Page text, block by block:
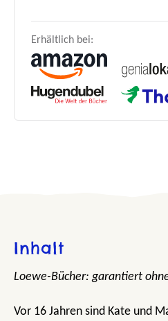
Erhältlich bei:
Inhalt
Loewe-Bücher: garantiert
Vor 16 Jahren sind Kate und